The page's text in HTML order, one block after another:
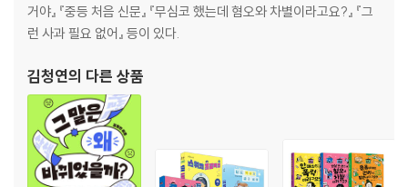
4장 낚지 마세요, 이제 그물은 사양합니다
이것은 기사인가, 광고인가
‘알고리즘’의 노예가 될 수는 없어
솔직히 궁금하지? 궁금해 죽겠지?
직관적으로 끌리는 뉴스는 위험해
-다시 보자! 뉴스 속 그 표현 4
거야』 『중등 처음 신문』 『무심코 했는데 혐오와 차별이라고요?』 『그
런 사과 필요 없어』 등이 있다.
김청연의 다른 상품